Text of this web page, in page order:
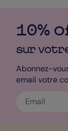
10%
sur
Abonnez-
email votre